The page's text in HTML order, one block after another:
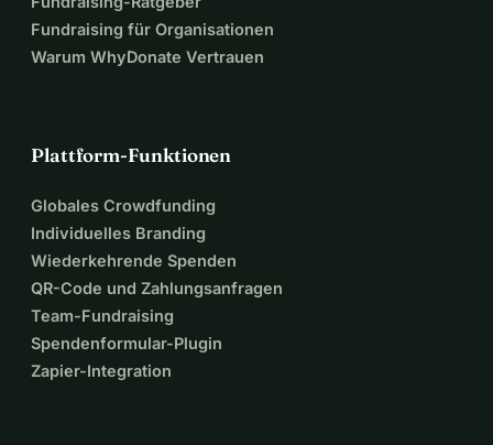
Fundraising für Organisationen
Warum WhyDonate Vertrauen
Plattform-Funktionen
Globales Crowdfunding
Individuelles Branding
Wiederkehrende Spenden
QR-Code und Zahlungsanfragen
Team-Fundraising
Spendenformular-Plugin
Zapier-Integration